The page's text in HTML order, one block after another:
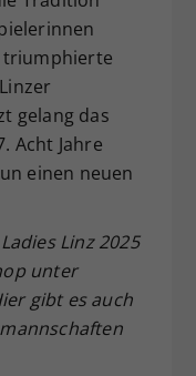
triumphierte
gelang das
Acht Jahre
einen neuen
Linz 2025
unter
gibt es auch